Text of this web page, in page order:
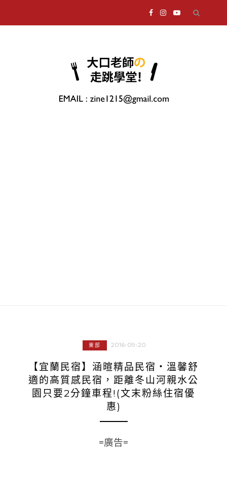
東部 2016-09-20
【宜蘭民宿】涵暄精品民宿‧溫馨舒
適的高質感民宿，距離冬山河親水公
園只要2分鐘車程!(文末粉絲住宿優
惠)
=廣告=